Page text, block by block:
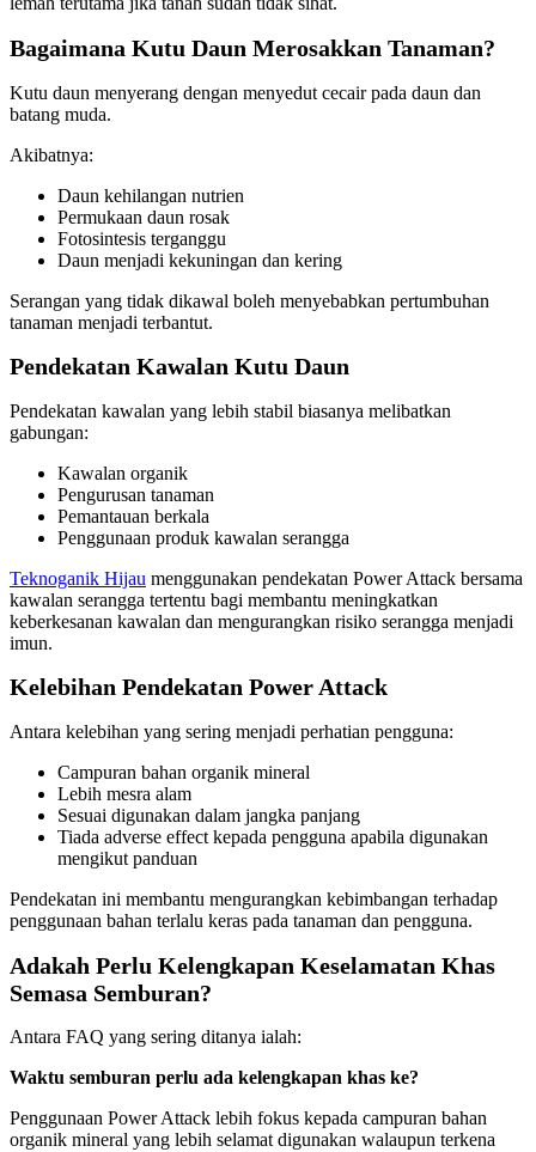
Bagaimana Kutu Daun Merosakkan Tanaman?
Kutu daun menyerang dengan menyedut cecair pada daun dan
batang muda.
Akibatnya:
Daun kehilangan nutrien
Permukaan daun rosak
Fotosintesis terganggu
Daun menjadi kekuningan dan kering
Serangan yang tidak dikawal boleh menyebabkan pertumbuhan
tanaman menjadi terbantut.
Pendekatan Kawalan Kutu Daun
Pendekatan kawalan yang lebih stabil biasanya melibatkan
gabungan:
Kawalan organik
Pengurusan tanaman
Pemantauan berkala
Penggunaan produk kawalan serangga
Teknoganik Hijau menggunakan pendekatan Power Attack bersama
kawalan serangga tertentu bagi membantu meningkatkan
keberkesanan kawalan dan mengurangkan risiko serangga menjadi
imun.
Kelebihan Pendekatan Power Attack
Antara kelebihan yang sering menjadi perhatian pengguna:
Campuran bahan organik mineral
Lebih mesra alam
Sesuai digunakan dalam jangka panjang
Tiada adverse effect kepada pengguna apabila digunakan
mengikut panduan
Pendekatan ini membantu mengurangkan kebimbangan terhadap
penggunaan bahan terlalu keras pada tanaman dan pengguna.
Adakah Perlu Kelengkapan Keselamatan Khas
Semasa Semburan?
Antara FAQ yang sering ditanya ialah:
Waktu semburan perlu ada kelengkapan khas ke?
Penggunaan Power Attack lebih fokus kepada campuran bahan
organik mineral yang lebih selamat digunakan walaupun terkena